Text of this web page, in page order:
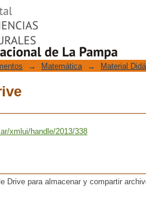
→ Matemática → Material
xmlui/handle/2013/338
Drive para almacenar y compartir